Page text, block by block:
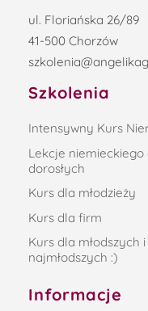
ul. Floriańska 26/89
41-500 Chorzów
Szkolenia
Intensywny Kurs
Lekcje niemieckiego
dorosłych
Kurs dla młodzieży
Kurs dla firm
Kurs dla młodszych i
najmłodszych :)
Informacje